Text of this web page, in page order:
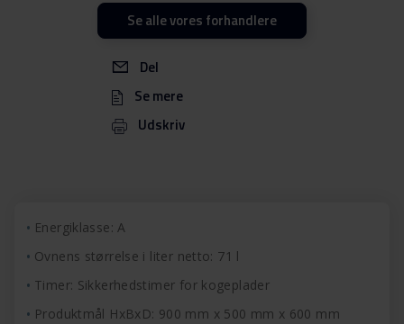
Del
Se mere
Udskriv
Se alle vores forhandlere
Energiklasse: A
Ovnens størrelse i liter netto: 71 l
Timer: Sikkerhedstimer for kogeplader
Produktmål HxBxD: 900 mm x 500 mm x 600 mm